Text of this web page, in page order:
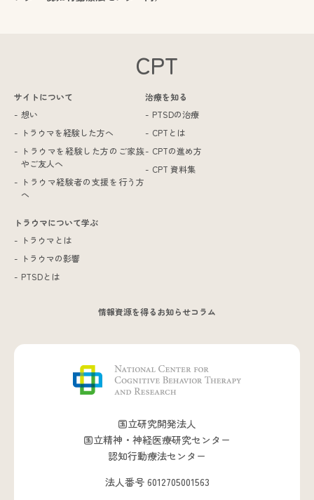
CPT
サイトについて
想い
トラウマを経験した方へ
トラウマを経験した方のご家族
やご友人へ
トラウマ経験者の支援を行う方
へ
トラウマについて学ぶ
トラウマとは
トラウマの影響
PTSDとは
治療を知る
PTSDの治療
CPTとは
CPTの進め方
CPT 資料集
情報資源を得るお知らせコラム
国立研究開発法人
国立精神・神経医療研究センター
認知行動療法センター
法人番号 6012705001563